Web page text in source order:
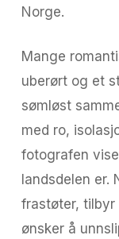
Norge.
Mange
uberørt og et
sømløst
med ro,
fotografen
landsdelen er.
frastøter, tilbyr
ønsker å